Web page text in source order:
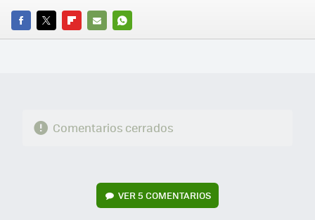
FACEBOOK
TWITTERFLIPBOARD
E-
WHATSAPP
Comentarios cerrados
VER5 COMENTARIOS